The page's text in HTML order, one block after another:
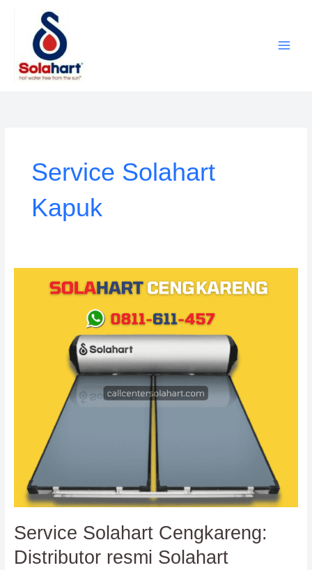
Service Solahart
Kapuk
Service Solahart Cengkareng:
Distributor resmi Solahart